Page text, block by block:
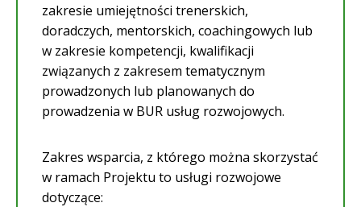
zakresie umiejętności trenerskich,
doradczych, mentorskich, coachingowych lub
w zakresie kompetencji, kwalifikacji
związanych z zakresem tematycznym
prowadzonych lub planowanych do
prowadzenia w BUR usług rozwojowych.
Zakres wsparcia, z którego można skorzystać
w ramach Projektu to usługi rozwojowe
dotyczące: